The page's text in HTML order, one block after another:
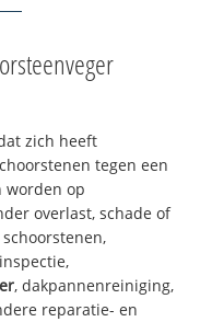
zich heeft
tegen een
worden op
overlast, schade of
, dakpannenreiniging,
reparatie- en